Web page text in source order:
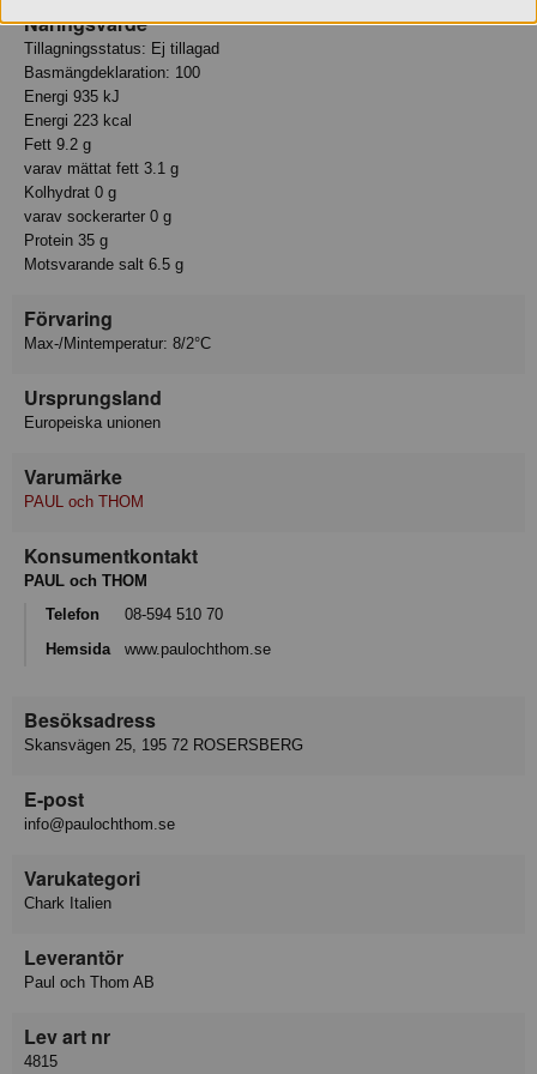
Näringsvärde
Tillagningsstatus: Ej tillagad
Basmängdeklaration: 100
Energi 935 kJ
Energi 223 kcal
Fett 9.2 g
varav mättat fett 3.1 g
Kolhydrat 0 g
varav sockerarter 0 g
Protein 35 g
Motsvarande salt 6.5 g
Förvaring
Max-/Mintemperatur: 8/2°C
Ursprungsland
Europeiska unionen
Varumärke
PAUL och THOM
Konsumentkontakt
PAUL och THOM
Telefon
08-594 510 70
Hemsida
www.paulochthom.se
Besöksadress
Skansvägen 25, 195 72 ROSERSBERG
E-post
info@paulochthom.se
Varukategori
Chark Italien
Leverantör
Paul och Thom AB
Lev art nr
4815